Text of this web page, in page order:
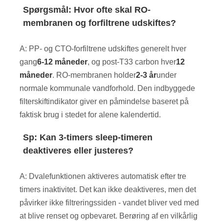
Spørgsmål: Hvor ofte skal RO-
membranen og forfiltrene udskiftes?
A: PP- og CTO-forfiltrene udskiftes generelt hver
gang6-12 måneder, og post-T33 carbon hver12
måneder. RO-membranen holder2-3 årunder
normale kommunale vandforhold. Den indbyggede
filterskiftindikator giver en påmindelse baseret på
faktisk brug i stedet for alene kalendertid.
Sp: Kan 3-timers sleep-timeren
deaktiveres eller justeres?
A: Dvalefunktionen aktiveres automatisk efter tre
timers inaktivitet. Det kan ikke deaktiveres, men det
påvirker ikke filtreringssiden - vandet bliver ved med
at blive renset og opbevaret. Berøring af en vilkårlig